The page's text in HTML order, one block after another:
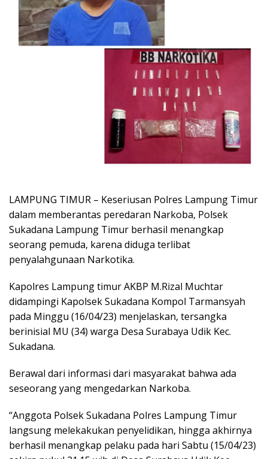
LAMPUNG TIMUR – Keseriusan Polres Lampung Timur
dalam memberantas peredaran Narkoba, Polsek
Sukadana Lampung Timur berhasil menangkap
seorang pemuda, karena diduga terlibat
penyalahgunaan Narkotika.
Kapolres Lampung timur AKBP M.Rizal Muchtar
didampingi Kapolsek Sukadana Kompol Tarmansyah
pada Minggu (16/04/23) menjelaskan, tersangka
berinisial MU (34) warga Desa Surabaya Udik Kec.
Sukadana.
Berawal dari informasi dari masyarakat bahwa ada
seseorang yang mengedarkan Narkoba.
“Anggota Polsek Sukadana Polres Lampung Timur
langsung melekakukan penyelidikan, hingga akhirnya
berhasil menangkap pelaku pada hari Sabtu (15/04/23)